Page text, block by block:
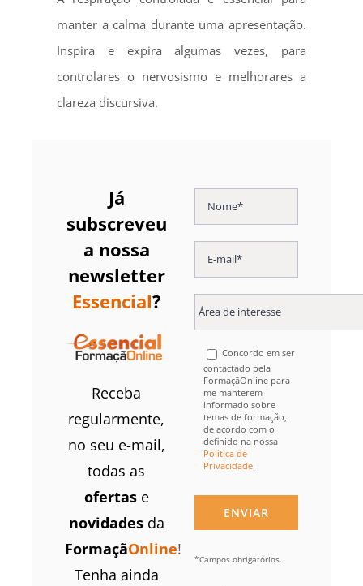
manter a calma durante uma apresentação.
Inspira e expira algumas vezes, para
controlares o nervosismo e melhorares a
clareza discursiva.
Já
subscreveu
a nossa
newsletter
Essencial?
Receba
regularmente,
no seu e-mail,
todas as
ofertase
novidadesda
FormaçãOnline!
Tenha ainda
Concordo em ser
contactado pela
FormaçãOnline para
me manterem
informado sobre
temas de formação,
de acordo com o
definido na nossa
Política de
Privacidade.
*Campos obrigatórios.